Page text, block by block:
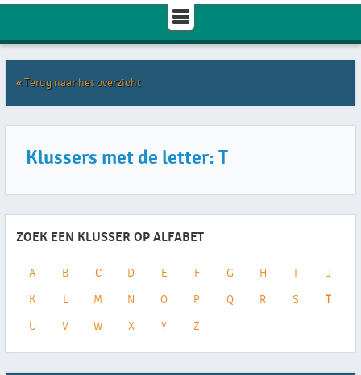
« Terug naar het overzicht
Klussers met de letter: T
ZOEK EEN KLUSSER OP ALFABET
A B C D E F G H J
K L M N O P Q R S T
U V W X Y Z